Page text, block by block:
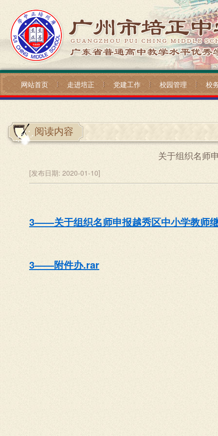
网站首页 走进培正 党建工作 校园管理 校
阅读内容
关于组织名师
[发布日期: 2020-01-10]
3——关于组织名师申报越秀区中小学教师
3——附件办.rar